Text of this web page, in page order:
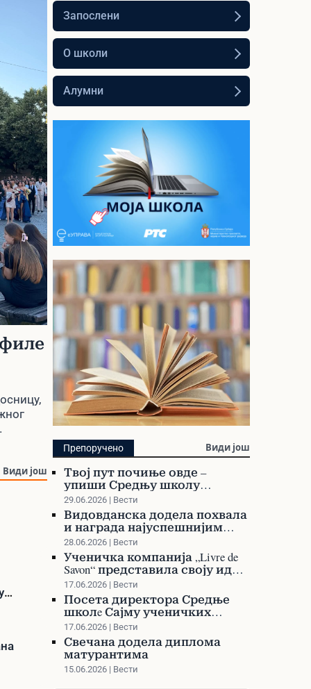
Види још
Запослени
О школи
Алумни
Моја школа - РТС
Планета
Видео лекције из
опшеобразовних и стручних
предмета за средњу школу
Библиотека
Претражите библиотеку и
наручите своју књигу
Препоручено Види још
Твој пут почиње овде –
упиши Средњу школу
Варварин!
29.06.2026 | Вести
Видовданска додела похвала
и награда најуспешнијим
ученицима и професорима
28.06.2026 | Вести
Ученичка компанија „Livre de
Savon“ представила своју идеју
на Сајму ученичких
компанија у Сурдулици
17.06.2026 | Вести
Посета директора Средње
школe Сајму ученичких
компанија у Сурдулици
17.06.2026 | Вести
Свечана додела диплома
матурантима
15.06.2026 | Вести